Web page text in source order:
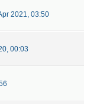
2021, 03:50
00:03